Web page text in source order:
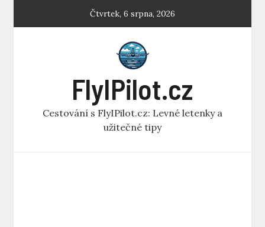
Čtvrtek, 6 srpna, 2026
FlyIPilot.cz
Cestování s FlyIPilot.cz: Levné letenky a
užitečné tipy